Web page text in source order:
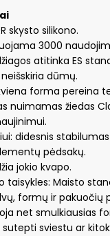
skysto silikono.
3000
atitinka ES
dūmų.
forma pereina
nuimamas žiedas
didesnis
pėdsakų.
jokio kvapo.
taisykles: Maisto
formų ir pakuočių
net smulkiausias
sviestu ar